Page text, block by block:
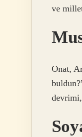
ve
Onat,
devrimi,